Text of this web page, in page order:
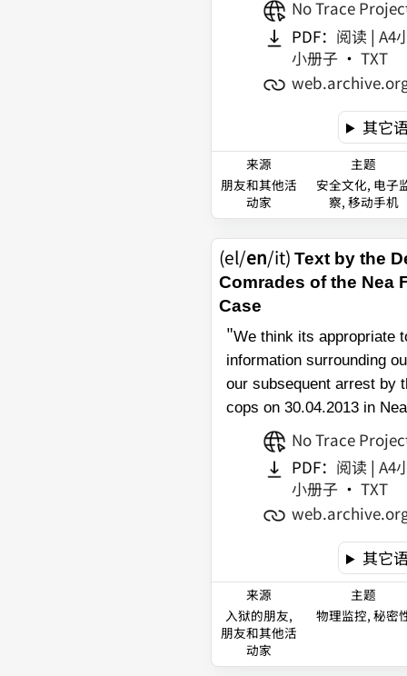
No Trace
PDF： 阅读 |A4
小册子 •TXT
其它
来源
朋友和其他活
动家
主题
安全文化, 电子
察, 移动手机
(el/en/it) Text by the
Comrades of the Nea
Case
"We think its appropriate
information surrounding
our subsequent arrest by
cops on 30.04.2013 in
No Trace
PDF： 阅读 |A4
小册子 •TXT
其它
来源
入狱的朋友,
朋友和其他活
动家
主题
物理监控, 秘密